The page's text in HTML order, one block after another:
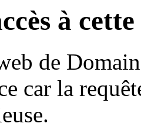
à
de
car la